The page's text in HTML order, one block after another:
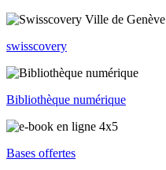
swisscovery
Bibliothèque numérique
Bases offertes